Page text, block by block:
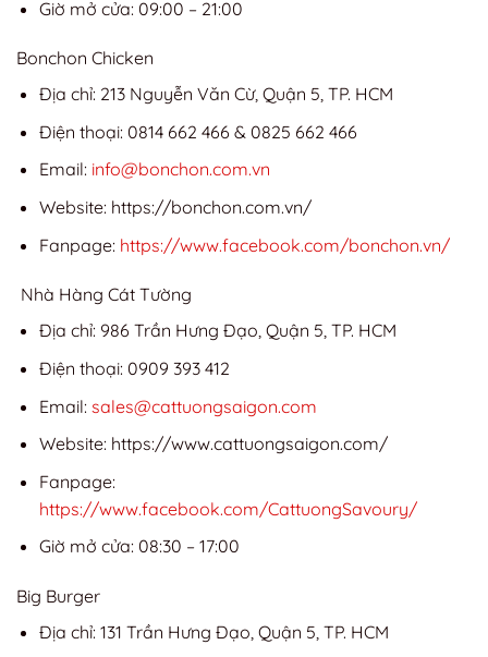
Giờ mở cửa: 09:00 – 21:00
Bonchon Chicken
Địa chỉ: 213 Nguyễn Văn Cừ, Quận 5, TP. HCM
Điện thoại: 0814 662 466 & 0825 662 466
Email: info@bonchon.com.vn
Website: https://bonchon.com.vn/
Fanpage: https://www.facebook.com/bonchon.vn/
Nhà Hàng Cát Tường
Địa chỉ: 986 Trần Hưng Đạo, Quận 5, TP. HCM
Điện thoại: 0909 393 412
Email: sales@cattuongsaigon.com
Website: https://www.cattuongsaigon.com/
Fanpage:
https://www.facebook.com/CattuongSavoury/
Giờ mở cửa: 08:30 – 17:00
Big Burger
Địa chỉ: 131 Trần Hưng Đạo, Quận 5, TP. HCM